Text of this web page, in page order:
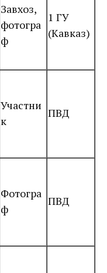
Завхоз,
фотогра
ф
1 ГУ
(Кавказ)
Участни
к
ПВД
Фотогра
ф
ПВД